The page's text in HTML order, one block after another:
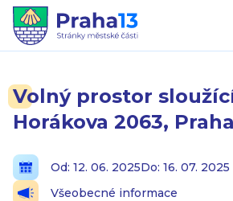
Volný prostor
Horákova 2063,
Od: 12. 06. 2025Do: 16. 07. 2025
Všeobecné informace